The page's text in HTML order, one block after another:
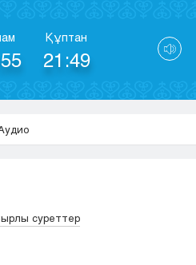
Құптан
21:49
суреттер